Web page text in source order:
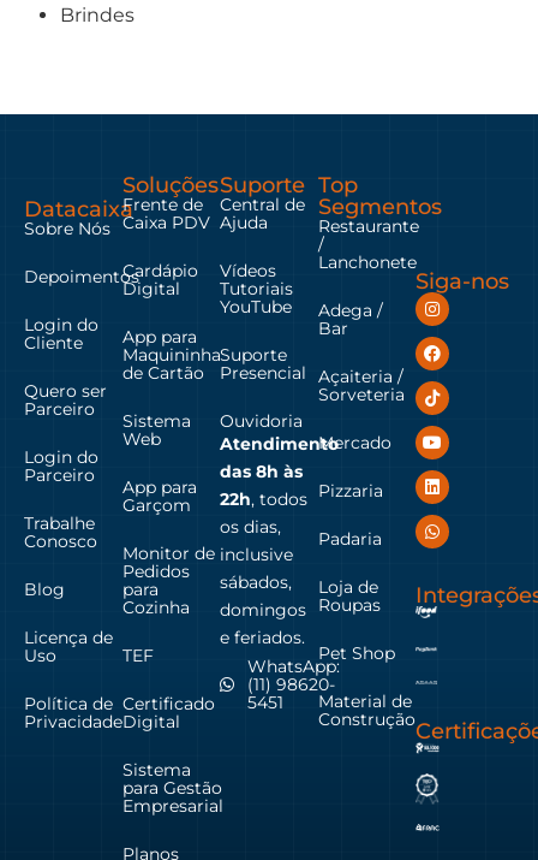
Brindes
Datacaixa
Sobre Nós
Depoimentos
Login do
Cliente
Quero ser
Parceiro
Login do
Parceiro
Trabalhe
Conosco
Blog
Licença de
Uso
Política de
Privacidade
Soluções
Frente de
Caixa PDV
Cardápio
Digital
App para
Maquininha
de Cartão
Sistema
Web
App para
Garçom
Monitor de
Pedidos
para
Cozinha
TEF
Certificado
Digital
Sistema
para Gestão
Empresarial
Planos
Suporte
Central de
Ajuda
Vídeos
Tutoriais
YouTube
Suporte
Presencial
Ouvidoria
Atendimento
das 8h às
22h, todos
os dias,
inclusive
sábados,
domingos
e feriados.
WhatsApp:
(11) 98620-
5451
Top
Segmentos
Restaurante
/
Lanchonete
Adega /
Bar
Açaiteria /
Sorveteria
Mercado
Pizzaria
Padaria
Loja de
Roupas
Pet Shop
Material de
Construção
Siga-nos